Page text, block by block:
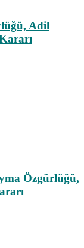
Adil
Özgürlüğü,